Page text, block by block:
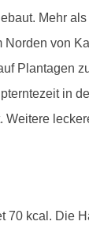
Mehr
von
Plantagen
in
kcal. Die